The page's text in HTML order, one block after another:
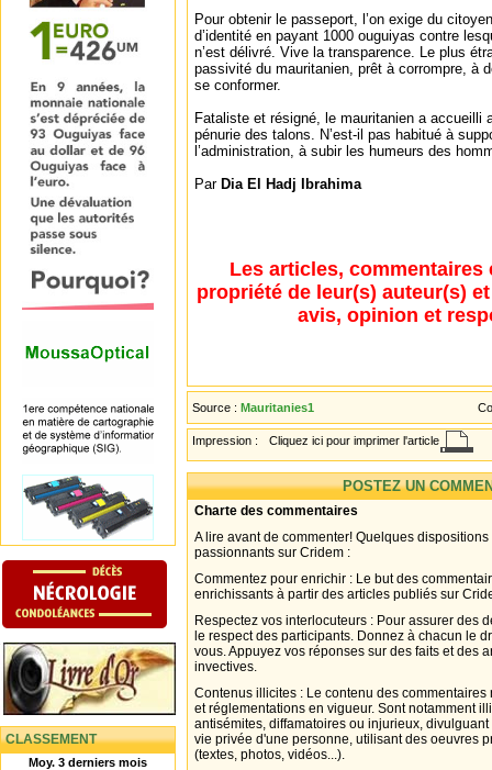
CLASSEMENT
Moy. 3 derniers mois
Pour obtenir le passeport, l’on exige du
d’identité en payant 1000 ouguiyas contre
n’est délivré. Vive la transparence. Le plus
passivité du mauritanien, prêt à corrompre, à
se conformer.
Fataliste et résigné, le mauritanien a accueilli
pénurie des talons. N’est-il pas habitué à
l’administration, à subir les humeurs des
Par Dia El Hadj Ibrahima
Les articles,
propriété de leur(s) auteur(s)
avis, opinion et
Source : Mauritanies1
Impression : Cliquez ici pour imprimer l'article
POSTEZ UN
Charte des commentaires
A lire avant de commenter! Quelques
passionnants sur Cridem :
Commentez pour enrichir : Le but des
enrichissants à partir des articles publiés sur
Respectez vos interlocuteurs : Pour assurer des
le respect des participants. Donnez à chacun le
vous. Appuyez vos réponses sur des faits et des
invectives.
Contenus illicites : Le contenu des
et réglementations en vigueur. Sont notamment
antisémites, diffamatoires ou injurieux,
vie privée d'une personne, utilisant des oeuvres
(textes, photos, vidéos...).